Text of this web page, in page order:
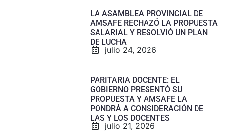
LA ASAMBLEA PROVINCIAL DE
AMSAFE RECHAZÓ LA PROPUESTA
SALARIAL Y RESOLVIÓ UN PLAN
DE LUCHA
julio 24, 2026
PARITARIA DOCENTE: EL
GOBIERNO PRESENTÓ SU
PROPUESTA Y AMSAFE LA
PONDRÁ A CONSIDERACIÓN DE
LAS Y LOS DOCENTES
julio 21, 2026